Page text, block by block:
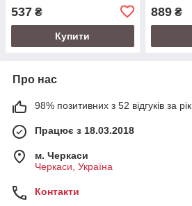
537 ₴
Купити
889₴
Про нас
98% позитивних з 52 відгуків за рік
Працює з 18.03.2018
м. Черкаси
Черкаси, Україна
Контакти